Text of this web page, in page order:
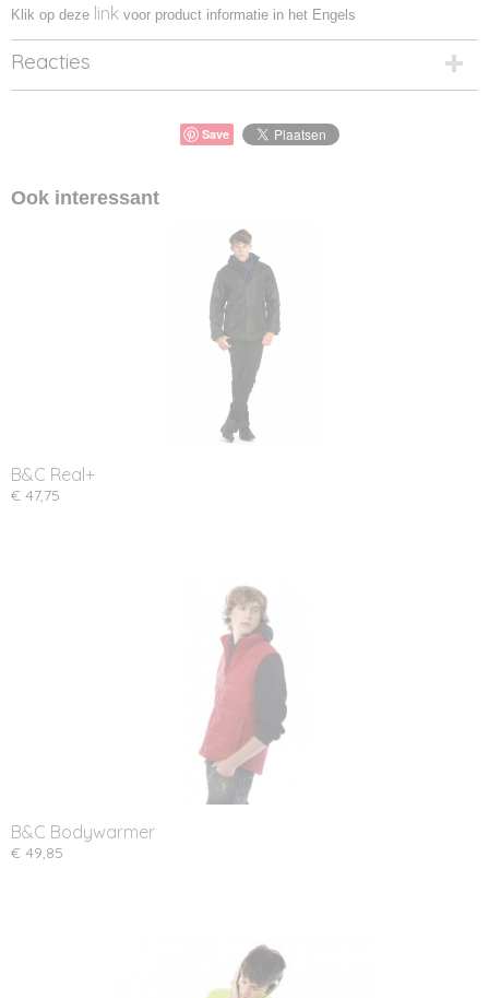
Klik op deze link voor product informatie in het Engels
Reacties
Save
Ook interessant
B&C Real+
€ 47,75
B&C Bodywarmer
€ 49,85